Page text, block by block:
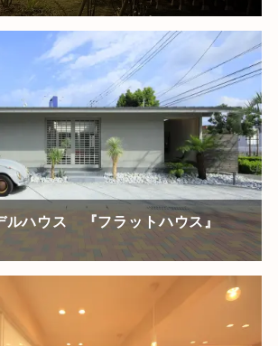
ルハウス 『フラットハウス』